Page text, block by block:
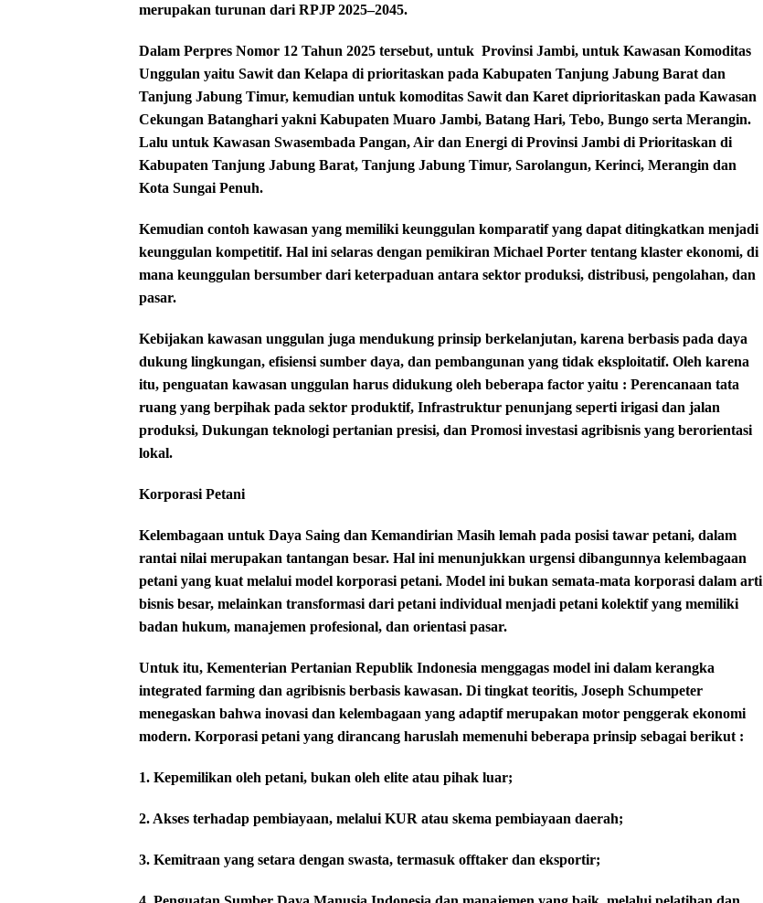
merupakan turunan dari RPJP 2025–2045.
Dalam Perpres Nomor 12 Tahun 2025 tersebut, untuk Provinsi Jambi, untuk Kawasan Komoditas
Unggulan yaitu Sawit dan Kelapa di prioritaskan pada Kabupaten Tanjung Jabung Barat dan
Tanjung Jabung Timur, kemudian untuk komoditas Sawit dan Karet diprioritaskan pada Kawasan
Cekungan Batanghari yakni Kabupaten Muaro Jambi, Batang Hari, Tebo, Bungo serta Merangin.
Lalu untuk Kawasan Swasembada Pangan, Air dan Energi di Provinsi Jambi di Prioritaskan di
Kabupaten Tanjung Jabung Barat, Tanjung Jabung Timur, Sarolangun, Kerinci, Merangin dan
Kota Sungai Penuh.
Kemudian contoh kawasan yang memiliki keunggulan komparatif yang dapat ditingkatkan menjadi
keunggulan kompetitif. Hal ini selaras dengan pemikiran Michael Porter tentang klaster ekonomi, di
mana keunggulan bersumber dari keterpaduan antara sektor produksi, distribusi, pengolahan, dan
pasar.
Kebijakan kawasan unggulan juga mendukung prinsip berkelanjutan, karena berbasis pada daya
dukung lingkungan, efisiensi sumber daya, dan pembangunan yang tidak eksploitatif. Oleh karena
itu, penguatan kawasan unggulan harus didukung oleh beberapa factor yaitu : Perencanaan tata
ruang yang berpihak pada sektor produktif, Infrastruktur penunjang seperti irigasi dan jalan
produksi, Dukungan teknologi pertanian presisi, dan Promosi investasi agribisnis yang berorientasi
lokal.
Korporasi Petani
Kelembagaan untuk Daya Saing dan Kemandirian Masih lemah pada posisi tawar petani, dalam
rantai nilai merupakan tantangan besar. Hal ini menunjukkan urgensi dibangunnya kelembagaan
petani yang kuat melalui model korporasi petani. Model ini bukan semata-mata korporasi dalam arti
bisnis besar, melainkan transformasi dari petani individual menjadi petani kolektif yang memiliki
badan hukum, manajemen profesional, dan orientasi pasar.
Untuk itu, Kementerian Pertanian Republik Indonesia menggagas model ini dalam kerangka
integrated farming dan agribisnis berbasis kawasan. Di tingkat teoritis, Joseph Schumpeter
menegaskan bahwa inovasi dan kelembagaan yang adaptif merupakan motor penggerak ekonomi
modern. Korporasi petani yang dirancang haruslah memenuhi beberapa prinsip sebagai berikut :
1. Kepemilikan oleh petani, bukan oleh elite atau pihak luar;
2. Akses terhadap pembiayaan, melalui KUR atau skema pembiayaan daerah;
3. Kemitraan yang setara dengan swasta, termasuk offtaker dan eksportir;